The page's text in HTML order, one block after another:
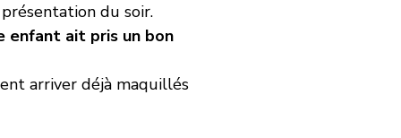
du soir.
enfant ait pris un bon
arriver déjà maquillés